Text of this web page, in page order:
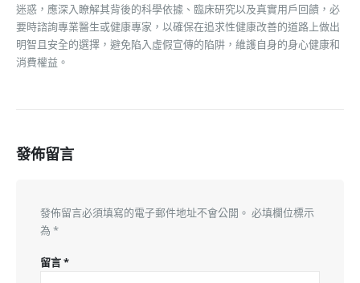
迷惑，應深入瞭解其背後的科學依據、臨床研究以及真實用戶回饋，必
要時諮詢專業醫生或健康專家，以確保在追求性健康改善的道路上做出
明智且安全的選擇，避免陷入虛假宣傳的陷阱，維護自身的身心健康和
消費權益。
發佈留言
發佈留言必須填寫的電子郵件地址不會公開。 必填欄位標示
為 *
留言*